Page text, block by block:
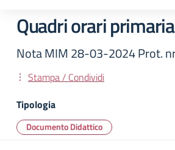
Quadri orari primaria
Nota MIM 28-03-2024 Prot.
Stampa / Condividi
Tipologia
Documento Didattico